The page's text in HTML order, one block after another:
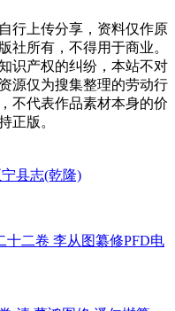
行上传分享，资料仅作原
社所有，不得用于商业。
识产权的纠纷，本站不对
源仅为搜集整理的劳动行
不代表作品素材本身的价
正版。
县志(乾隆)
二卷 李从图纂修PFD电